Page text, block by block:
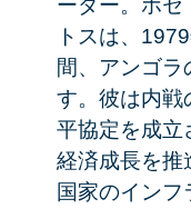
ーダー。ホセ
トスは、
間、アンゴ
す。彼は内戦
平協定を成立
経済成長を推
国家のイン